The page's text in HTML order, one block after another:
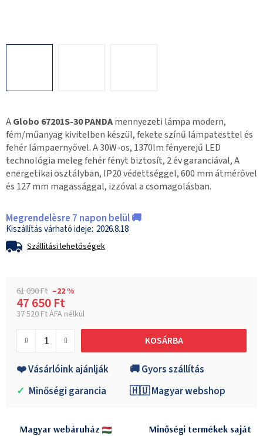
AGlobo 67201S-30 PANDAmennyezeti lámpa modern,
fém/műanyag kivitelben készül, fekete színű lámpatesttel és
fehér lámpaernyővel. A 30W-os, 1370lm fényerejű LED
technológia meleg fehér fényt biztosít, 2 év garanciával, A
energetikai osztályban, IP20 védettséggel, 600 mm átmérővel
és 127 mm magassággal, izzóval a csomagolásban.
Megrendelèsre 7 napon belül 🚚
2026.8.18
Szállítási lehetőségek
61 090 Ft –22 %
47 650 Ft
37 520 Ft ÁFA nélkül
KOSÁRBA
❤️ Vásárlóink ajánlják
🚚 Gyors szállítás
✓ Minőségi garancia 🇭🇺 Magyar webshop
Magyar webáruház
Minőségi termékek saját